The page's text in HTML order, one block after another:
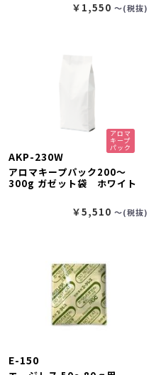
￥1,550 〜(税抜)
アロマ
キープ
パック
AKP-230W
アロマキープパック200～
300g ガゼット袋 ホワイト
￥5,510 〜(税抜)
E-150